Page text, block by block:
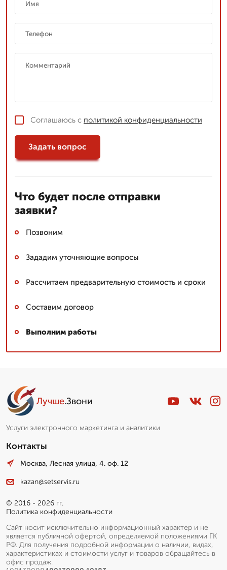
Соглашаюсь с политикой конфиденциальности
Задать вопрос
Что будет после отправки
заявки?
Позвоним
Зададим уточняющие вопросы
Рассчитаем предварительную стоимость и сроки
Составим договор
Выполним работы
Лучше.Звони
Услуги электронного маркетинга и аналитики
Контакты
Москва, Лесная улица, 4. оф. 12
kazan@setservis.ru
© 2016 - 2026 гг.
Политика конфиденциальности
Сайт носит исключительно информационный характер и не
является публичной офертой, определяемой положениями ГК
РФ. Для получения подробной информации о наличии, видах,
характеристиках и стоимости услуг и товаров обращайтесь в
офис продаж.